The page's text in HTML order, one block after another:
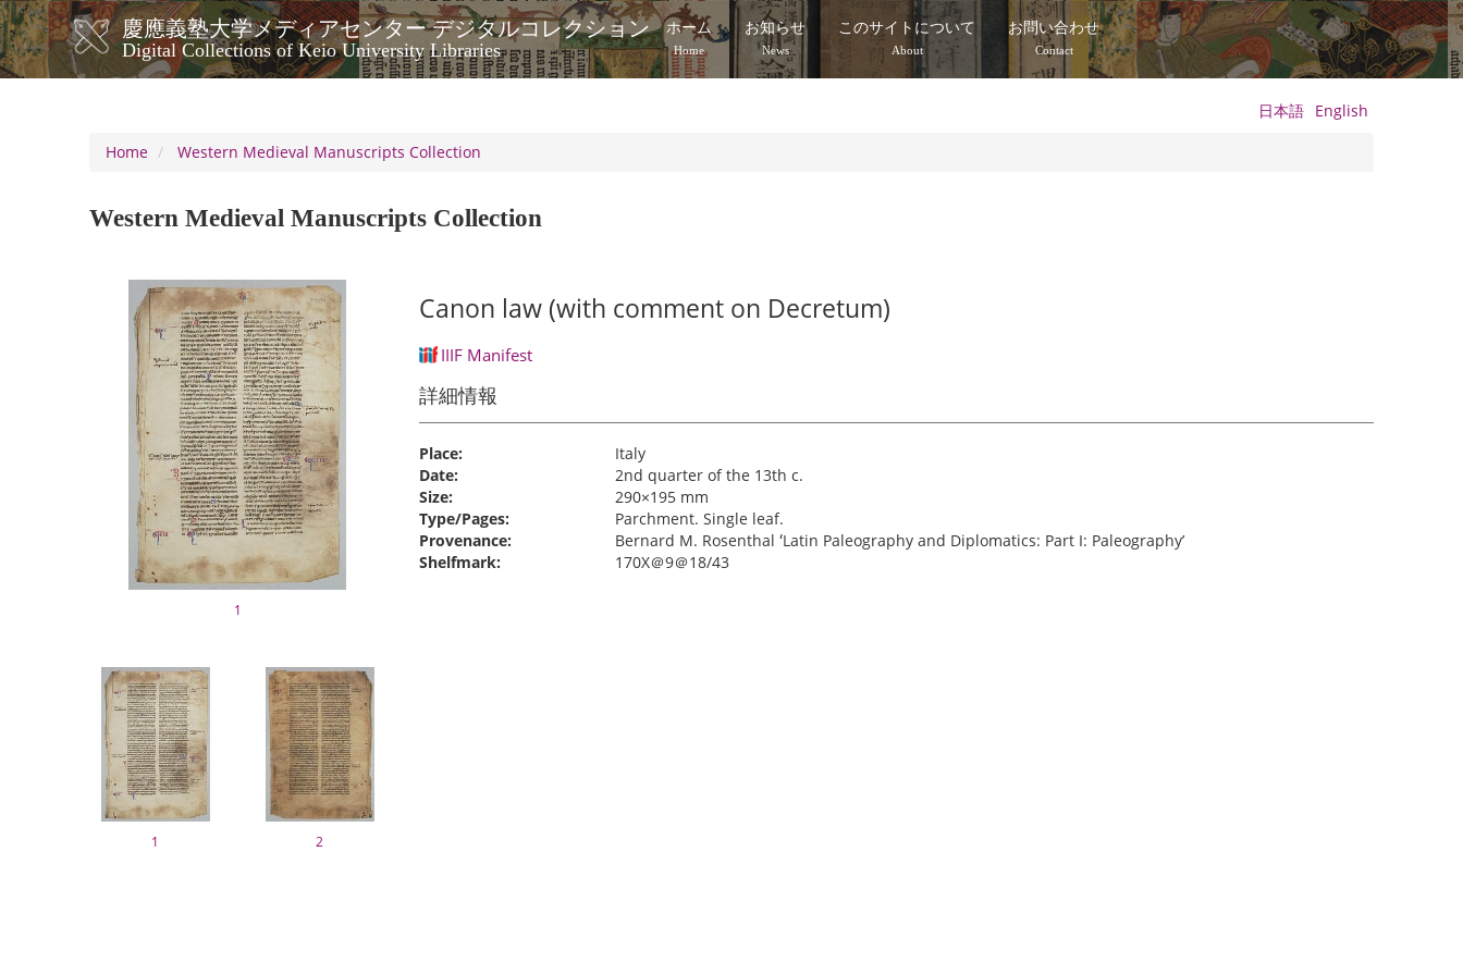
Skip
to
main
content
慶應義塾大学メディアセンター デジタルコレクション
Digital Collections of Keio University Libraries
メ
イ
ビ
シ
ホーム
Home
お知らせ
News
このサイトについて
About
お問い合わせ
Contact
日本語 English
Home
Western Medieval Manuscripts Collection
Western Medieval Manuscripts Collection
1
1 2
Canon law (with comment on Decretum)
IIIF Manifest
詳細情報
Place:
Italy
Date:
2nd quarter of the 13th c.
Size:
290×195 mm
Type/Pages:
Parchment. Single leaf.
Provenance:
Bernard M. Rosenthal ʻLatin Paleography and Diplomatics: Part I: Paleographyʼ
Shelfmark:
170X＠9＠18/43